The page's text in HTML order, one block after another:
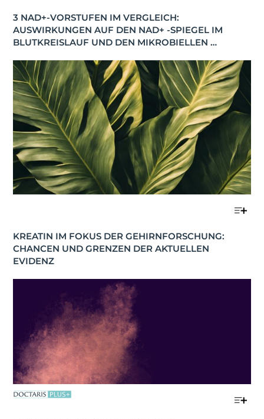
3 NAD+-VORSTUFEN IM VERGLEICH:
AUSWIRKUNGEN AUF DEN NAD+ -SPIEGEL IM
BLUTKREISLAUF UND DEN MIKROBIELLEN
KREATIN IM FOKUS DER GEHIRNFORSCHUNG:
CHANCEN UND GRENZEN DER AKTUELLEN
EVIDENZ